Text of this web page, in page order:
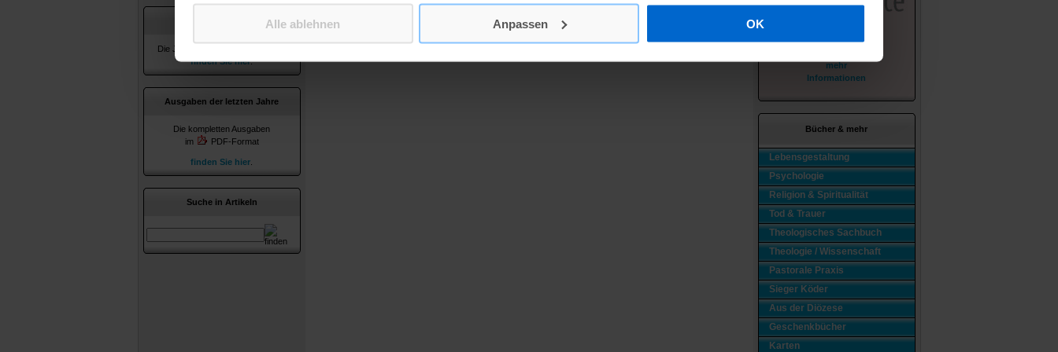
Alle ablehnen Anpassen OK
Die Jahresverzeichnisse ab 2010
finden Sie hier.
Ausgaben der letzten Jahre
Die kompletten Ausgaben
im
PDF-Format
finden Sie hier
Suche in Artikeln
mehr
Informationen
Bücher & mehr
Lebensgestaltung
Psychologie
Religion & Spiritualität
Tod & Trauer
Theologisches Sachbuch
Theologie / Wissenschaft
Pastorale Praxis
Sieger Köder
Aus der Diözese
Geschenkbücher
Karten